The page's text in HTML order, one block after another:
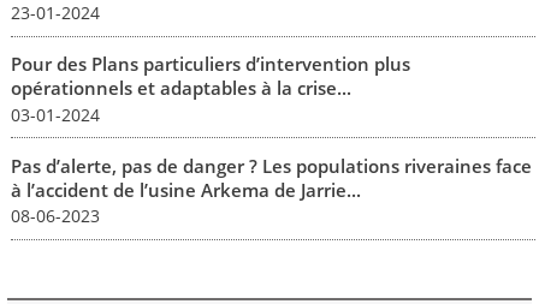
23-01-2024
Pour des Plans particuliers d’intervention plus
opérationnels et adaptables à la crise...
03-01-2024
Pas d’alerte, pas de danger ? Les populations riveraines face
à l’accident de l’usine Arkema de Jarrie...
08-06-2023